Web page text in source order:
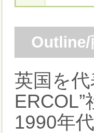
Outline/
英国を
1990年